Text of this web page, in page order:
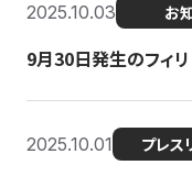
2025.10.03 お
9月30日発生のフィ
2025.10.01 プレス